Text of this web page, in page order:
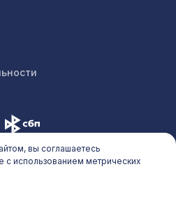
вы соглашаетесь
с использованием метрических